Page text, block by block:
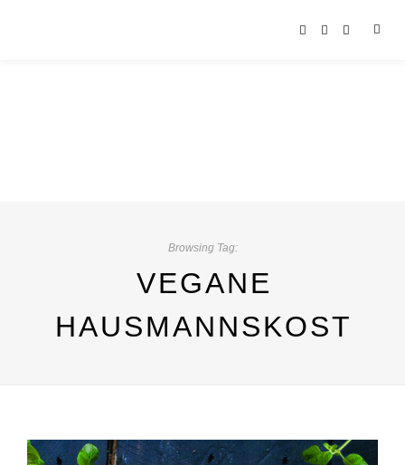
Browsing Tag:
VEGANE
HAUSMANNSKOST